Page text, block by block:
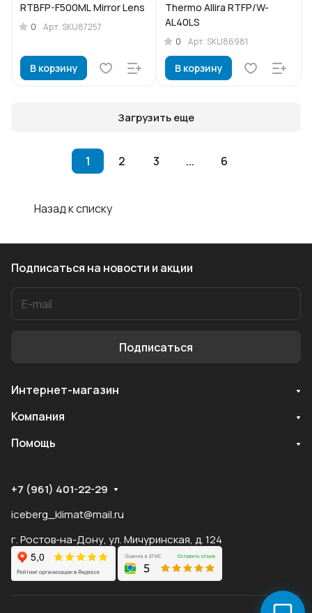
RTBFP-F500ML Mirror Lens
0 Арт. SKU87257
В корзину
Thermo Allira RTFP/W-
AL40LS
0 Арт. SKU86981
В корзину
Загрузить еще
1 2 3 ... 6
Назад к списку
Подписаться на новости и акции
Подписаться
Интернет-магазин
Компания
Помощь
+7 (961) 401-22-29
iceberg_klimat@mail.ru
г. Ростов-на-Дону, ул. Мичуринская, д. 124